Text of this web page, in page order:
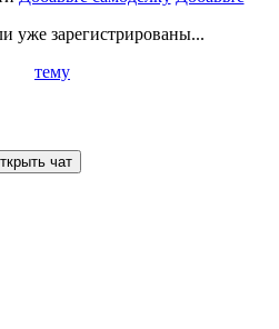
уже зарегистрированы...
тему
чат